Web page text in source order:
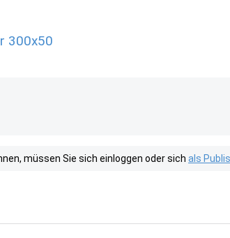
300x50
müssen Sie sich einloggen oder sich als